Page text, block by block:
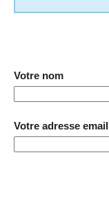
Votre nom
Votre adresse email